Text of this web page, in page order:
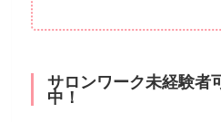
サロンワーク未経験者
中！